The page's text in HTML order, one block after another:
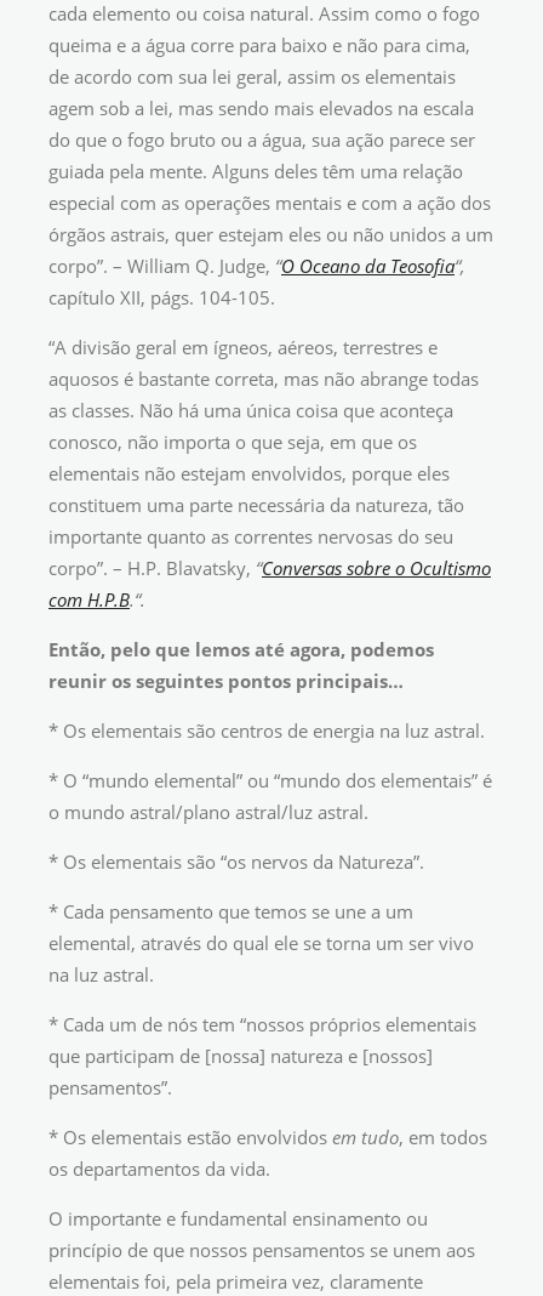
cada elemento ou coisa natural. Assim como o fogo
queima e a água corre para baixo e não para cima,
de acordo com sua lei geral, assim os elementais
agem sob a lei, mas sendo mais elevados na escala
do que o fogo bruto ou a água, sua ação parece ser
guiada pela mente. Alguns deles têm uma relação
especial com as operações mentais e com a ação dos
órgãos astrais, quer estejam eles ou não unidos a um
corpo”. – William Q. Judge, “O Oceano da Teosofia“,
capítulo XII, págs. 104-105.
“A divisão geral em ígneos, aéreos, terrestres e
aquosos é bastante correta, mas não abrange todas
as classes. Não há uma única coisa que aconteça
conosco, não importa o que seja, em que os
elementais não estejam envolvidos, porque eles
constituem uma parte necessária da natureza, tão
importante quanto as correntes nervosas do seu
corpo”. – H.P. Blavatsky, “Conversas sobre o Ocultismo
com H.P.B.“.
Então, pelo que lemos até agora, podemos
reunir os seguintes pontos principais…
* Os elementais são centros de energia na luz astral.
* O “mundo elemental” ou “mundo dos elementais” é
o mundo astral/plano astral/luz astral.
* Os elementais são “os nervos da Natureza”.
* Cada pensamento que temos se une a um
elemental, através do qual ele se torna um ser vivo
na luz astral.
* Cada um de nós tem “nossos próprios elementais
que participam de [nossa] natureza e [nossos]
pensamentos”.
* Os elementais estão envolvidos em tudo, em todos
os departamentos da vida.
O importante e fundamental ensinamento ou
princípio de que nossos pensamentos se unem aos
elementais foi, pela primeira vez, claramente